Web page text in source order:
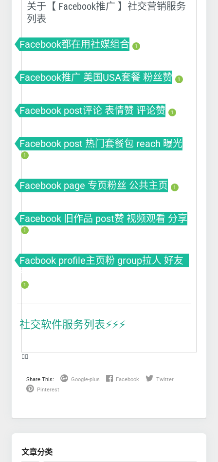
关于【 Facebook推广 】社交营销服务
列表
Facebook都在用社媒组合 1
Facebook推广 美国USA套餐 粉丝赞 1
Facebook post评论 表情赞 评论赞 1
Facebook post 热门套餐包 reach 曝光
1
Facebook page 专页粉丝 公共主页 1
Facebook 旧作品 post赞 视频观看 分享
1
Facbook profile主页粉 group拉人 好友
fb粉丝 fb涨粉
1
社交软件服务列表⚡️⚡️⚡️
❤️‍🔥
Share This: Google-plus Facebook
Twitter
Pinterest
文章分类